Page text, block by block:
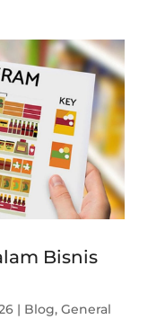
Bisnis
| Blog, General